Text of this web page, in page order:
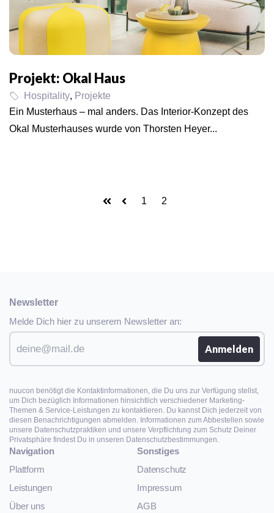
Projekt: Okal Haus
Hospitality, Projekte
Ein Musterhaus – mal anders. Das Interior-Konzept des
Okal Musterhauses wurde von Thorsten Heyer...
1 2
Navigation
Plattform
Leistungen
Über uns
Sonstiges
Datenschutz
Impressum
AGB
Newsletter
Melde Dich hier zu unserem Newsletter an:
nuucon benötigt die Kontaktinformationen, die Du uns zur Verfügung stellst,
um Dich bezüglich Informationen hinsichtlich verschiedener Marketing-
Themen & Service-Leistungen zu kontaktieren. Du kannst Dich jederzeit von
diesen Benachrichtigungen abmelden. Informationen zum Abbestellen sowie
unsere Datenschutzpraktiken und unsere Verpflichtung zum Schutz Deiner
Privatsphäre findest Du in unseren Datenschutzbestimmungen.